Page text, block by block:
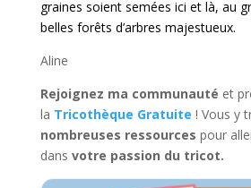
graines soient semées ici et là, au
belles forêts d’arbres majestueux.
Aline
Rejoignez ma communauté et
la Tricothèque Gratuite ! Vous y
nombreuses ressources pour
dans votre passion du tricot.